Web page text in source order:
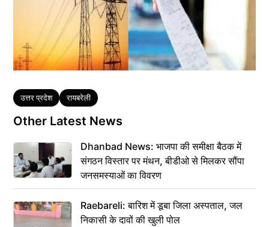
Tags
उत्तर प्रदेश रायबरेली
Other Latest News
Dhanbad News: भाजपा की समीक्षा बैठक में
संगठन विस्तार पर मंथन, बीडीओ से मिलकर सौंपा
जनसमस्याओं का विवरण
Raebareli: बारिश में डूबा जिला अस्पताल, जल
निकासी के दावों की खुली पोल